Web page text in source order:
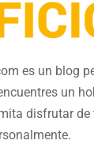
es un blog
un
disfrutar